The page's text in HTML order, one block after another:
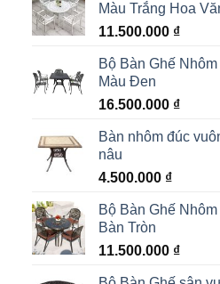
Màu Trắng Hoa
11.500.000 ₫
Bộ Bàn Ghế
Màu Đen
16.500.000 ₫
Bàn nhôm đúc
nâu
4.500.000 ₫
Bộ Bàn Ghế
Bàn Tròn
11.500.000 ₫